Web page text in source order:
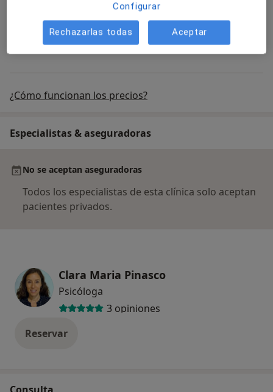
Consulta de primera vez Online
Detalles Consulta de primera vez Online
¿Cómo funcionan los precios?
Especialistas & aseguradoras
No se aceptan aseguradoras
Todos los especialistas de esta clínica solo aceptan
pacientes privados.
Clara Maria Pinasco
Psicóloga
3 opiniones
Reservar
Configurar
Rechazarlas todas Aceptar